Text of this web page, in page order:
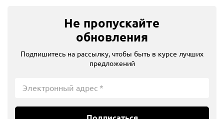
Не пропускайте
обновления
Подпишитесь на рассылку, чтобы быть в курсе лучших
предложений